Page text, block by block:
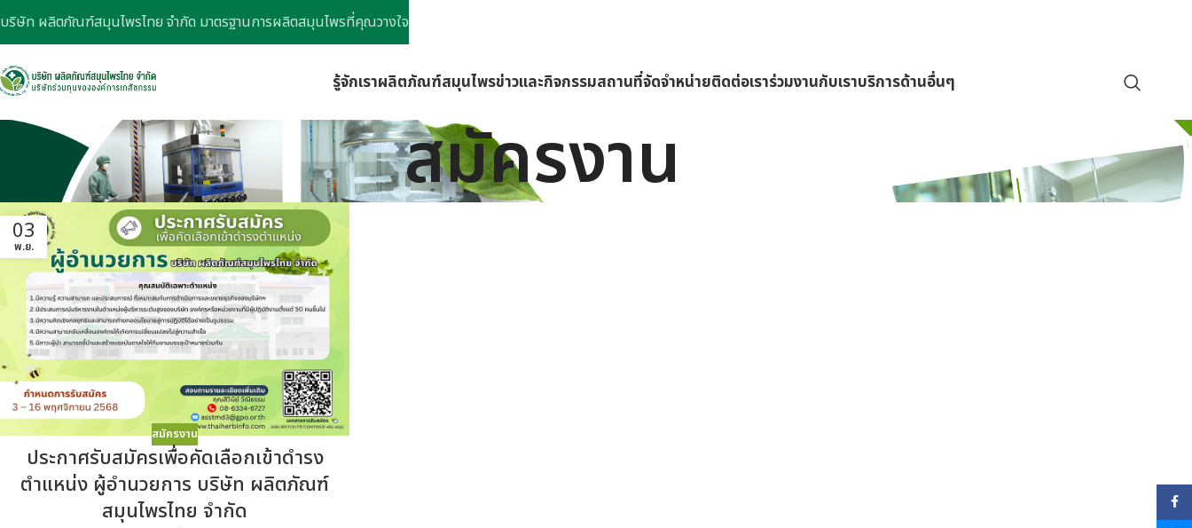
รู้จักเราผลิตภัณฑ์สมุนไพรข่าวและกิจกรรมสถานที่จัดจำหน่ายติดต่อเราร่วมงานกับเราบริการด้านอื่นๆ
สมัครงาน
03
พ.ย.
สมัครงาน
ประกาศรับสมัครเพื่อคัดเลือกเข้าดำรง
ตำแหน่ง ผู้อำนวยการ บริษัท ผลิตภัณฑ์
สมุนไพรไทย จำกัด
บริษัท ผลิตภัณฑ์สมุนไพรไทย จำกัด มาตรฐานการผลิตสมุนไพรที่คุณวางใจ